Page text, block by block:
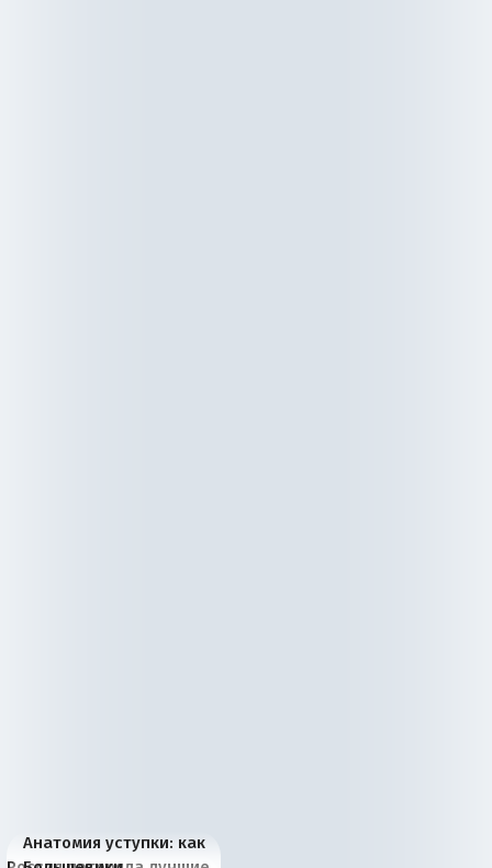
Анатомия уступки: как